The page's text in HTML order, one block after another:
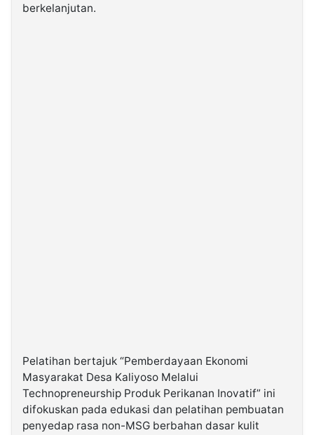
berkelanjutan.
Pelatihan bertajuk “Pemberdayaan Ekonomi
Masyarakat Desa Kaliyoso Melalui
Technopreneurship Produk Perikanan Inovatif” ini
difokuskan pada edukasi dan pelatihan pembuatan
penyedap rasa non-MSG berbahan dasar kulit